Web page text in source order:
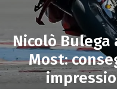
Nicolò
Most: